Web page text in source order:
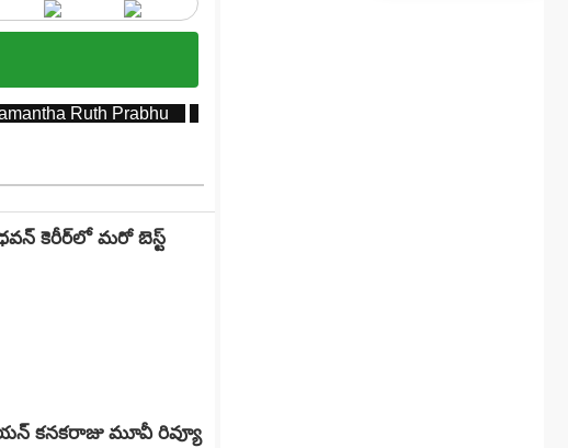
Ruth Prabhu
కెరీర్‌లో మరో బెస్ట్
కనకరాజు మూవీ రివ్యూ